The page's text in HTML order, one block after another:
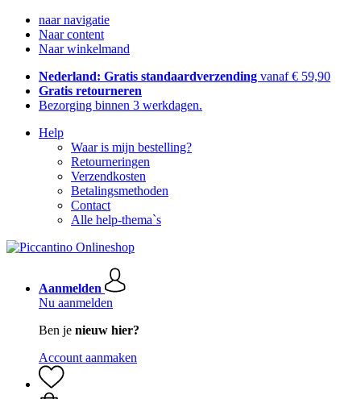
naar navigatie
Naar content
Naar winkelmand
Nederland: Gratis standaardverzending vanaf € 59,90
Gratis retourneren
Bezorging binnen 3 werkdagen.
Help
Waar is mijn bestelling?
Retourneringen
Verzendkosten
Betalingsmethoden
Contact
Alle help-thema`s
Aanmelden
Nu aanmelden
Ben je nieuw hier?
Account aanmaken